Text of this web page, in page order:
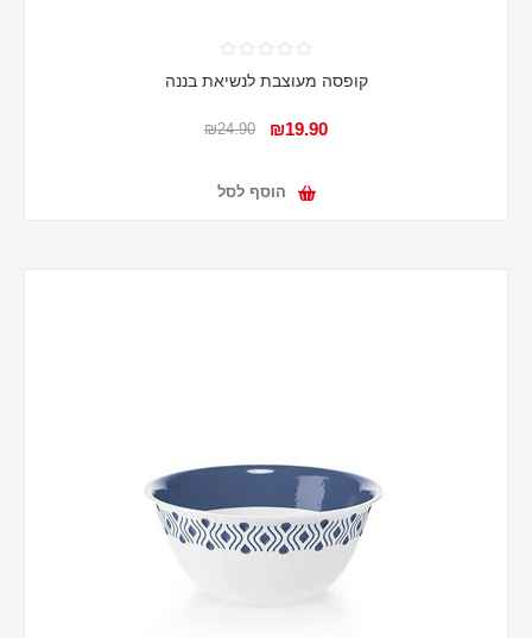
קופסה מעוצבת לנשיאת בננה
₪19.90
₪24.90
הוסף לסל